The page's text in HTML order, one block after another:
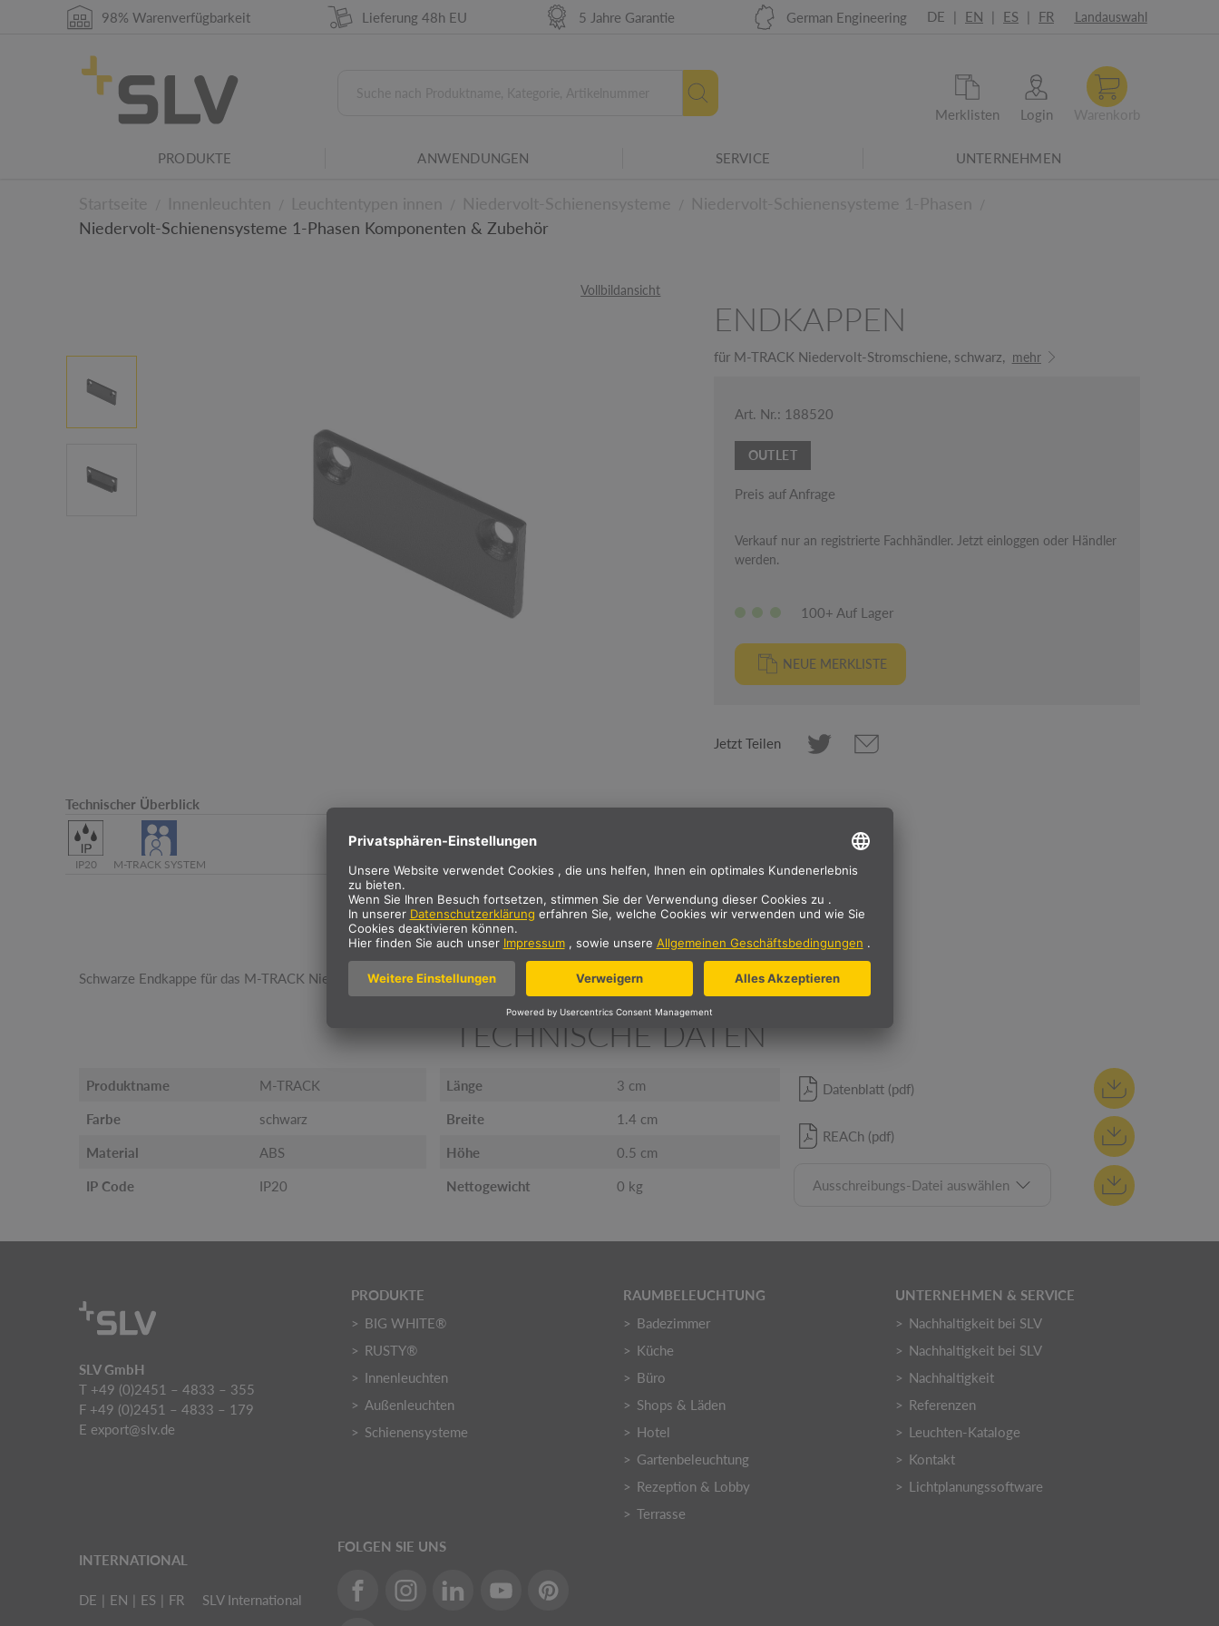
98% Warenverfügbarkeit Lieferung 48h EU 5 Jahre Garantie German Engineering DE | EN | ES | FR Landauswahl
Merklisten Login
PRODUKTE ANWENDUNGEN SERVICE UNTERNEHMEN
Niedervolt-Schienensysteme 1-Phasen Komponenten & Zubehör
Vollbildansicht
Technischer Überblick
IP20 M-TRACK SYSTEM
IP-Schutzart
Die IP-Schutzart gibt die Eignung elektrischer Betriebsmittel für verschiedene
ENDKAPPEN
für M-TRACK Niedervolt-Stromschiene, schwarz, mehr
Art. Nr.: 188520
OUTLET
Preis auf Anfrage
Verkauf nur an registrierte Fachhändler. Jetzt einloggen oder Händler
werden.
100+ Auf Lager
NEUE MERKLISTE
Jetzt Teilen
BESCHREIBUNG
Schwarze Endkappe für das M-TRACK Niedervolt-Stromschienen-System.
TECHNISCHE DATEN
Produktname M-TRACK
Farbe schwarz
Material ABS
IP Code IP20
Länge 3 cm
Breite 1.4 cm
Höhe 0.5 cm
Nettogewicht 0 kg
Datenblatt (pdf)
REACh (pdf)
Ausschreibungs-Datei auswählen
SLV GmbH
T +49 (0)2451 – 4833 – 355
F +49 (0)2451 – 4833 – 179
E export@slv.de
PRODUKTE
BIG WHITE®
RUSTY®
Innenleuchten
Außenleuchten
Schienensysteme
RAUMBELEUCHTUNG
Badezimmer
Küche
Büro
Shops & Läden
Hotel
Gartenbeleuchtung
Rezeption & Lobby
Terrasse
UNTERNEHMEN & SERVICE
Nachhaltigkeit bei SLV
Nachhaltigkeit bei SLV
Nachhaltigkeit
Referenzen
Leuchten-Kataloge
Kontakt
Lichtplanungssoftware
INTERNATIONAL
DE | EN | ES | FR SLV International
FOLGEN SIE UNS